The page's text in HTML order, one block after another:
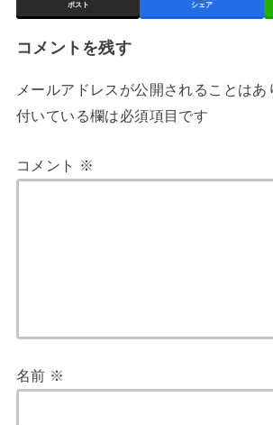
ポスト シェア
コメントを残す
メールアドレスが公開されることはあ
付いている欄は必須項目です
コメント ※
名前 ※